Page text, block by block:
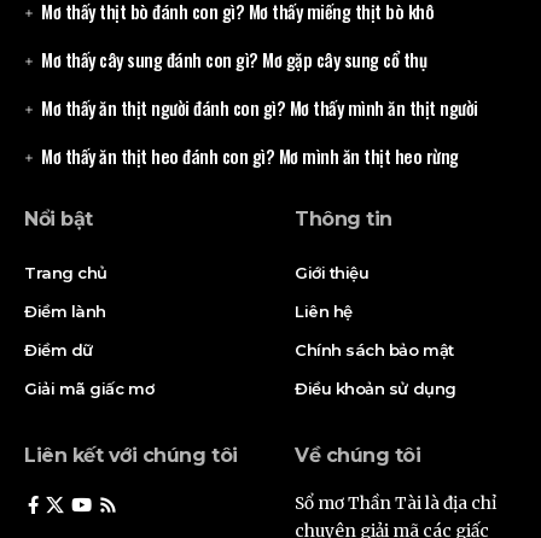
Mơ thấy thịt bò đánh con gì? Mơ thấy miếng thịt bò khô
Mơ thấy cây sung đánh con gì? Mơ gặp cây sung cổ thụ
Mơ thấy ăn thịt người đánh con gì? Mơ thấy mình ăn thịt người
Mơ thấy ăn thịt heo đánh con gì? Mơ mình ăn thịt heo rừng
Nổi bật
Trang chủ
Điềm lành
Điềm dữ
Giải mã giấc mơ
Thông tin
Giới thiệu
Liên hệ
Chính sách bảo mật
Điều khoản sử dụng
Liên kết với chúng tôi Về chúng tôi
Sổ mơ Thần Tài là địa chỉ
chuyên giải mã các giấc